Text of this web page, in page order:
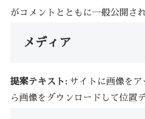
がコメントとともに一般公開され
メディア
提案テキスト: サイトに画像を
ら画像をダウンロードして位置